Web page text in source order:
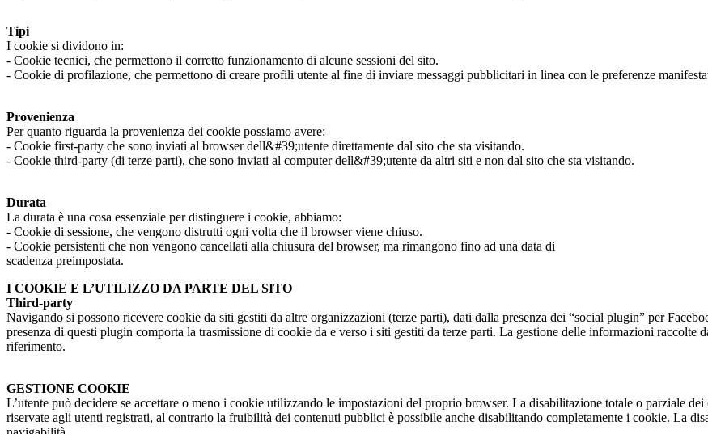
Tipi
I cookie si dividono in:
- Cookie tecnici, che permettono il corretto funzionamento di alcune sessioni del sito.
- Cookie di profilazione, che permettono di creare profili utente al fine di inviare messaggi pubblicitari in linea con le preferenze
Provenienza
Per quanto riguarda la provenienza dei cookie possiamo avere:
- Cookie first-party che sono inviati al browser dell&#39;utente direttamente dal sito che sta visitando.
- Cookie third-party (di terze parti), che sono inviati al computer dell&#39;utente da altri siti e non dal sito che sta visitando.
Durata
La durata è una cosa essenziale per distinguere i cookie, abbiamo:
- Cookie di sessione, che vengono distrutti ogni volta che il browser viene chiuso.
- Cookie persistenti che non vengono cancellati alla chiusura del browser, ma rimangono fino ad una data di
scadenza preimpostata.
I COOKIE E L’UTILIZZO DA PARTE DEL SITO
Third-party
Navigando si possono ricevere cookie da siti gestiti da altre organizzazioni (terze parti), dati dalla presenza dei “social plugin” per
presenza di questi plugin comporta la trasmissione di cookie da e verso i siti gestiti da terze parti. La gestione delle informazioni
riferimento.
GESTIONE COOKIE
L’utente può decidere se accettare o meno i cookie utilizzando le impostazioni del proprio browser. La disabilitazione totale o parziale
riservate agli utenti registrati, al contrario la fruibilità dei contenuti pubblici è possibile anche disabilitando completamente i cookie. La